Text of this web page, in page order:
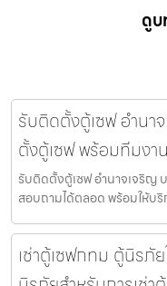
ดู
รับติดตั้งตู้เซฟ อำนา
ตั้งตู้เซฟ พร้อมทีมงา
รับติดตั้งตู้เซฟ อำนาจเจริญ
สอบถามได้ตลอด พร้อมให้บ
เช่าตู้เซฟกทม ตู้นิรภัย